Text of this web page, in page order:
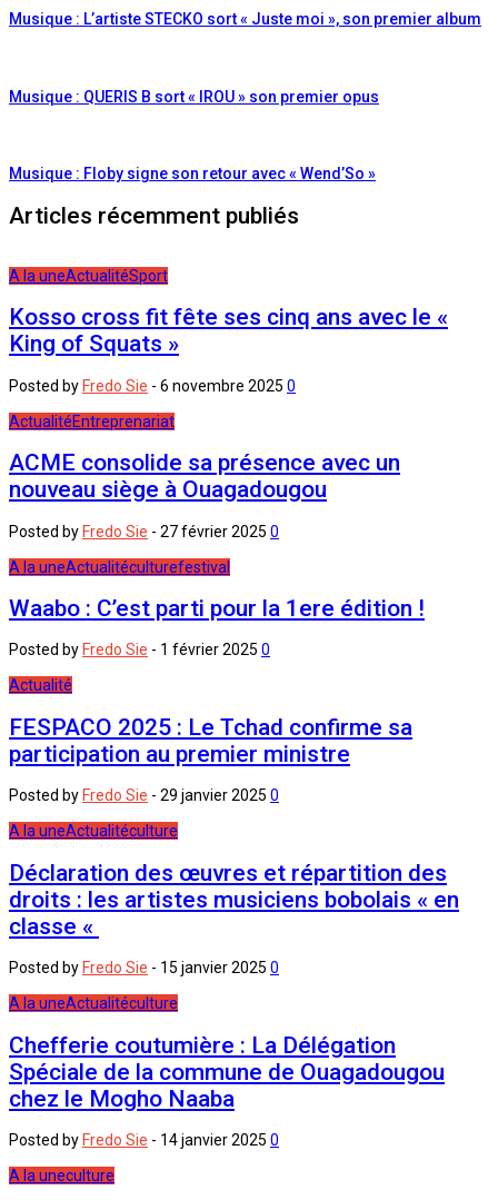
Musique : L’artiste STECKO sort « Juste moi », son premier album
Musique : QUERIS B sort « IROU » son premier opus
Musique : Floby signe son retour avec « Wend’So »
Articles récemment publiés
A la uneActualitéSport
Kosso cross fit fête ses cinq ans avec le «
King of Squats »
Posted by Fredo Sie - 6 novembre 2025 0
ActualitéEntreprenariat
ACME consolide sa présence avec un
nouveau siège à Ouagadougou
Posted byFredo Sie - 27 février 2025 0
A la uneActualitéculturefestival
Waabo : C’est parti pour la 1ere édition !
Posted by Fredo Sie - 1 février 2025 0
Actualité
FESPACO 2025 : Le Tchad confirme sa
participation au premier ministre
Posted by Fredo Sie - 29 janvier 2025 0
A la uneActualitéculture
Déclaration des œuvres et répartition des
droits : les artistes musiciens bobolais « en
classe «
Posted by Fredo Sie - 15 janvier 2025 0
A la uneActualitéculture
Chefferie coutumière : La Délégation
Spéciale de la commune de Ouagadougou
chez le Mogho Naaba
Posted by Fredo Sie - 14 janvier 2025 0
A la uneculture